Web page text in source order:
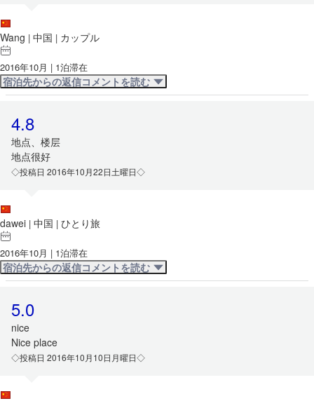
Wang | 中国 | カップル
2016年10月 | 1泊滞在
宿泊先からの返信コメントを読む
4.8
地点、楼层
地点很好
◇投稿日 2016年10月22日土曜日◇
dawei | 中国 | ひとり旅
2016年10月 | 1泊滞在
宿泊先からの返信コメントを読む
5.0
nice
Nice place
◇投稿日 2016年10月10日月曜日◇